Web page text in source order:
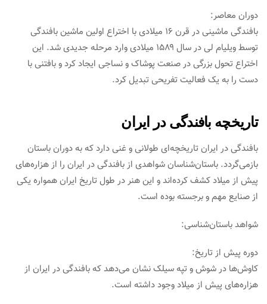
دوران معاصر:
بافندگی ماشینی در قرن ۱۶ میلادی با اختراع اولین ماشین بافندگی
توسط ویلیام لی در سال ۱۵۸۹ میلادی وارد مرحله جدیدی شد. این
اختراع تحول بزرگی در صنعت پوشاک و نساجی ایجاد کرد و بافتنی با
دست را به یک فعالیت تفریحی تبدیل کرد.
تاریخچه بافندگی در ایران
بافندگی در ایران تاریخچه‌ای طولانی و غنی دارد که به دوران باستان
بازمی‌گردد. باستان‌شناسان شواهدی از بافندگی در ایران را از هزاره‌های
پیش از میلاد کشف کرده‌اند و این هنر در طول تاریخ ایران همواره یکی
از صنایع مهم و برجسته بوده است.
شواهد باستان‌شناسی:
دوره پیش از تاریخ:
کاوش‌ها در شوش و تپه سیلک نشان می‌دهد که بافندگی در ایران از
هزاره‌های پیش از میلاد وجود داشته است.